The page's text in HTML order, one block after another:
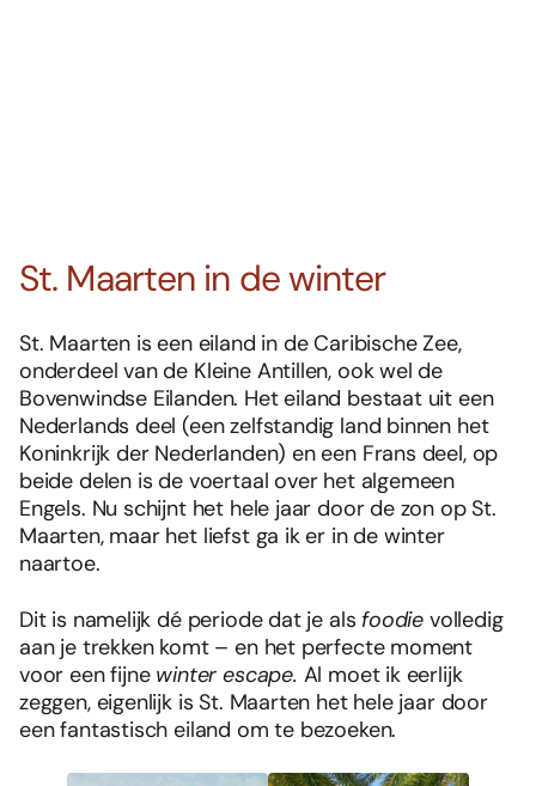
St. Maarten in de winter
St. Maarten is een eiland in de Caribische Zee,
onderdeel van de Kleine Antillen, ook wel de
Bovenwindse Eilanden. Het eiland bestaat uit een
Nederlands deel (een zelfstandig land binnen het
Koninkrijk der Nederlanden) en een Frans deel, op
beide delen is de voertaal over het algemeen
Engels. Nu schijnt het hele jaar door de zon op St.
Maarten, maar het liefst ga ik er in de winter
naartoe.
Dit is namelijk dé periode dat je als foodie volledig
aan je trekken komt – en het perfecte moment
voor een fijne winter escape. Al moet ik eerlijk
zeggen, eigenlijk is St. Maarten het hele jaar door
een fantastisch eiland om te bezoeken.